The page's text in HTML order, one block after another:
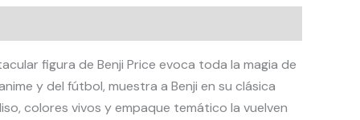
figura de Benji Price evoca toda la magia de
y del fútbol, muestra a Benji en su clásica
colores vivos y empaque temático la vuelven